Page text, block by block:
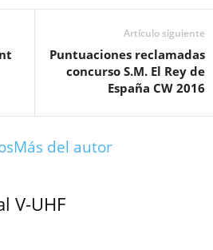
Artículo siguiente
Puntuaciones reclamadas
concurso S.M. El Rey de
España CW 2016
Más del autor
V-UHF